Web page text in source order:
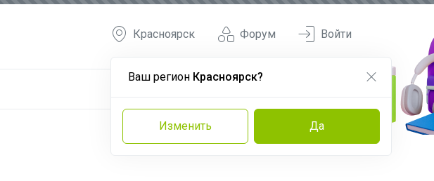
Форум
Красноярск
Ваш регион Красноярск?
Изменить Да
Войти